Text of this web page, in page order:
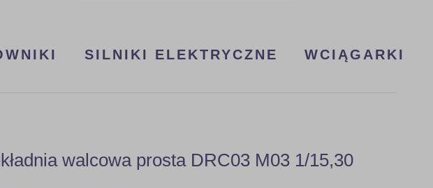
SILNIKI ELEKTRYCZNE WCIĄGARKI
walcowa prosta DRC03 M03 1/15,30